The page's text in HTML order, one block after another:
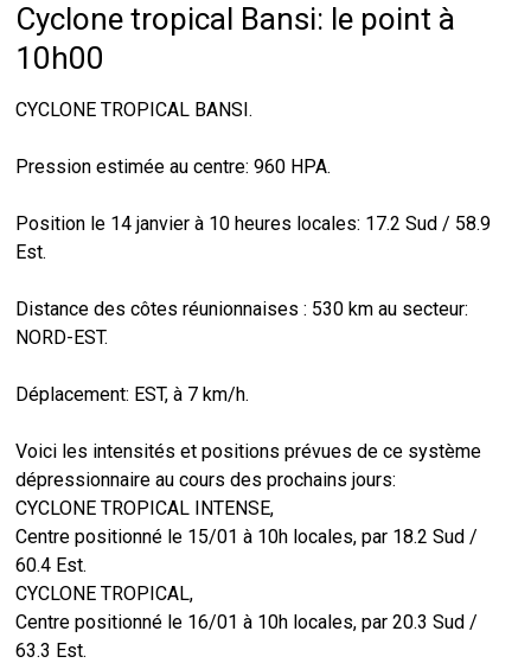
Cyclone tropical Bansi: le point à
10h00
CYCLONE TROPICAL BANSI.
Pression estimée au centre: 960 HPA.
Position le 14 janvier à 10 heures locales: 17.2 Sud / 58.9
Est.
Distance des côtes réunionnaises : 530 km au secteur:
NORD-EST.
Déplacement: EST, à 7 km/h.
Voici les intensités et positions prévues de ce système
dépressionnaire au cours des prochains jours:
CYCLONE TROPICAL INTENSE,
Centre positionné le 15/01 à 10h locales, par 18.2 Sud /
60.4 Est.
CYCLONE TROPICAL,
Centre positionné le 16/01 à 10h locales, par 20.3 Sud /
63.3 Est.